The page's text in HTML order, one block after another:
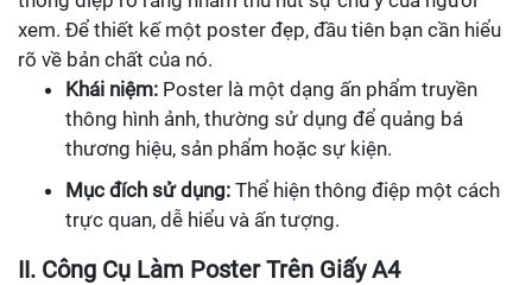
xem. Để thiết kế một poster đẹp, đầu tiên bạn cần hiểu
rõ về bản chất của nó.
Khái niệm: Poster là một dạng ấn phẩm truyền
thông hình ảnh, thường sử dụng để quảng bá
thương hiệu, sản phẩm hoặc sự kiện.
Mục đích sử dụng: Thể hiện thông điệp một cách
trực quan, dễ hiểu và ấn tượng.
II. Công Cụ Làm Poster Trên Giấy A4